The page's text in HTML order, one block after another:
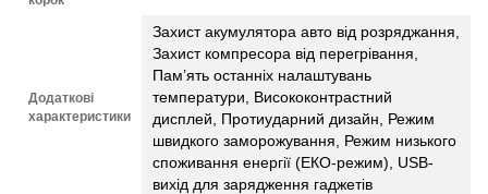
Додаткові
характеристики
Захист акумулятора авто від розряджання,
Захист компресора від перегрівання,
Пам’ять останніх налаштувань
температури, Висококонтрастний
дисплей, Протиударний дизайн, Режим
швидкого заморожування, Режим низького
споживання енергії (ЕКО-режим), USB-
вихід для зарядження гаджетів